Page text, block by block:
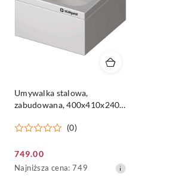
Umywalka stalowa,
zabudowana, 400x410x240
(0)
Cena
promocyjna:
749.00
Najniższa
Najniższa cena: 749